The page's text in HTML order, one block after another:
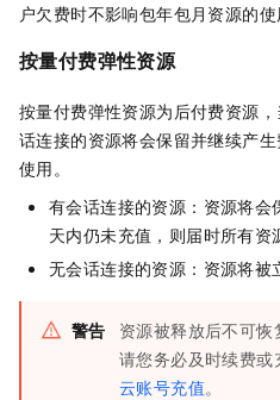
户欠费时不影响包年包月资源的使
按量付费弹性资源
按量付费弹性资源为后付费资源
话连接的资源将会保留并继续产
使用。
有会话连接的资源：资源将
天内仍未充值，则届时所有资
无会话连接的资源：资源将被
警告
资源被释放后不可恢
请您务必及时续费或
云账号充值。